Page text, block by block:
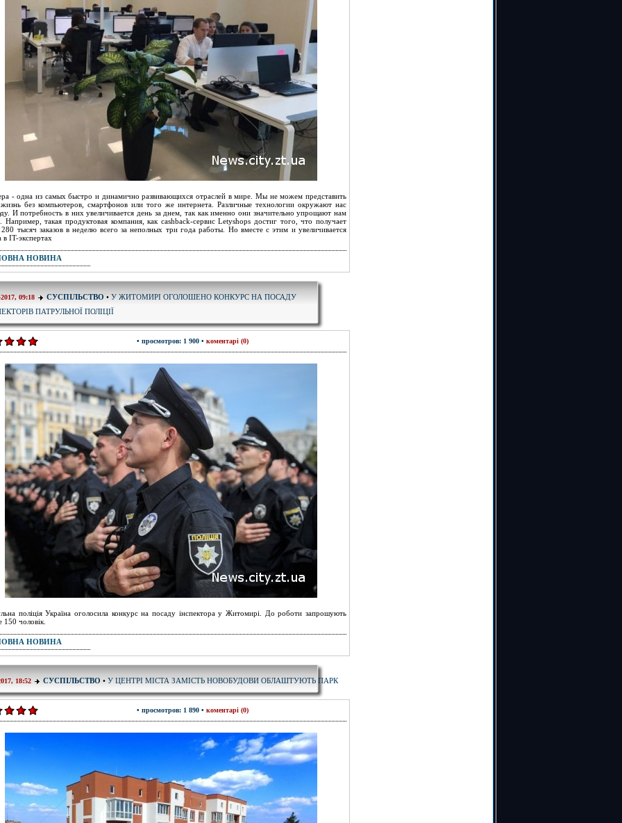
- одна из самых быстро и динамично развивающихся отраслей в мире. Мы не можем представить
без компьютеров, смартфонов или того же интернета. Различные технологии окружают нас
И потребность в них увеличивается день за днем, так как именно они значительно упрощают нам
Например, такая продуктовая компания, как cashback-сервис Letyshops достиг того, что получает
280 тысяч заказов в неделю всего за неполных три года работы. Но вместе с этим и увеличивается
IT-экспертах
НОВИНА
09:18 СУСПІЛЬСТВО • У ЖИТОМИРІ ОГОЛОШЕНО КОНКУРС НА ПОСАДУ
ПАТРУЛЬНОЇ ПОЛІЦІЇ
• просмотров: 1 900 • коментарі (0)
поліція Україна оголосила конкурс на посаду інспектора у Житомирі. До роботи запрошують
150 чоловік.
НОВИНА
18:52 СУСПІЛЬСТВО • У ЦЕНТРІ МІСТА ЗАМІСТЬ НОВОБУДОВИ ОБЛАШТУЮТЬ ПАРК
• просмотров: 1 890 • коментарі (0)